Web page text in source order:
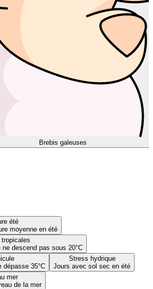
Brebis galeuses
été
moyenne en été
tropicales
descend pas sous 20°C
dépasse 35°C
Stress hydrique
Jours avec sol sec en été
mer
de la mer